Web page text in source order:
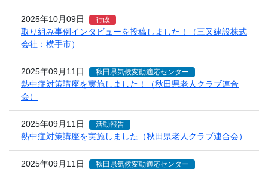
2025年10月09日 行政
取り組み事例インタビューを投稿しました！（三又建設株式
会社：横手市）
2025年09月11日 秋田県気候変動適応センター
熱中症対策講座を実施しました！（秋田県老人クラブ連合
会）
2025年09月11日 活動報告
熱中症対策講座を実施しました（秋田県老人クラブ連合会）
2025年09月11日 秋田県気候変動適応センター